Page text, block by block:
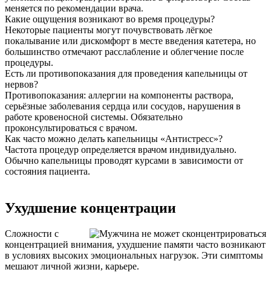
меняется по рекомендации врача.
Какие ощущения возникают во время процедуры?
Некоторые пациенты могут почувствовать лёгкое
покалывание или дискомфорт в месте введения катетера, но
большинство отмечают расслабление и облегчение после
процедуры.
Есть ли противопоказания для проведения капельницы от
нервов?
Противопоказания: аллергии на компоненты раствора,
серьёзные заболевания сердца или сосудов, нарушения в
работе кровеносной системы. Обязательно
проконсультироваться с врачом.
Как часто можно делать капельницы «Антистресс»?
Частота процедур определяется врачом индивидуально.
Обычно капельницы проводят курсами в зависимости от
состояния пациента.
Ухудшение концентрации
Сложности с
концентрацией внимания, ухудшение памяти часто возникают
в условиях высоких эмоциональных нагрузок. Эти симптомы
мешают личной жизни, карьере.